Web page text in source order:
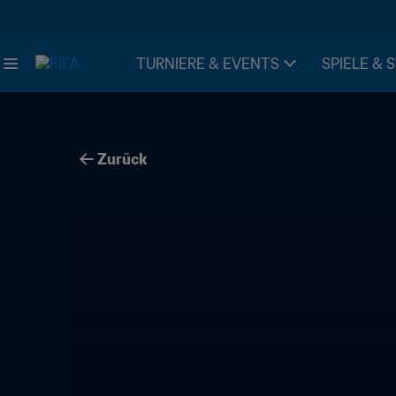
TURNIERE & EVENTS SPIELE &
Zurück